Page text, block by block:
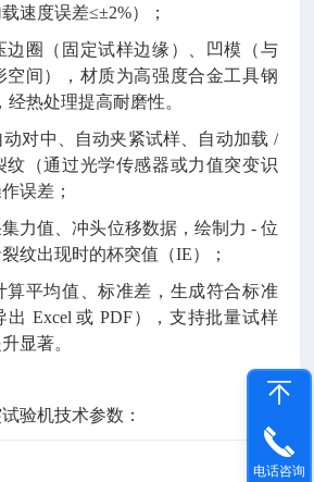
速度误差≤±2%）；
边圈（固定试样边缘）、凹模（与
空间），材质为高强度合金工具钢
经热处理提高耐磨性。
对中、自动夹紧试样、自动加载 /
纹（通过光学传感器或力值突变识
误差；
力值、冲头位移数据，绘制力 - 位
纹出现时的杯突值（IE）；
算平均值、标准差，生成符合标准
出 Excel 或 PDF），支持批量试样
显著。
验机技术参数：
电话咨询